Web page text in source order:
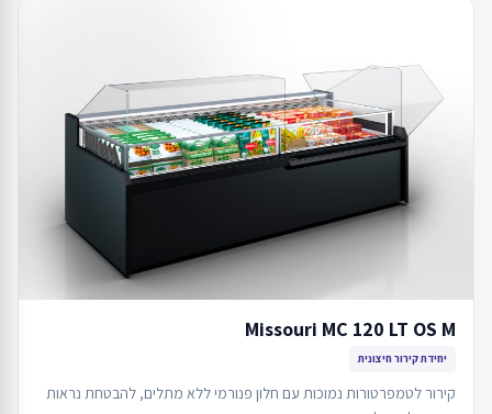
Missouri MC 120 LT OS M
יחידת קירור חיצונית
קירור לטמפרטורות נמוכות עם חלון פנורמי ללא מתלים, להבטחת נראות